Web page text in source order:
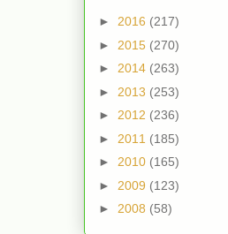
► 2016 (217)
► 2015 (270)
► 2014 (263)
► 2013 (253)
► 2012 (236)
► 2011 (185)
► 2010 (165)
► 2009 (123)
► 2008 (58)